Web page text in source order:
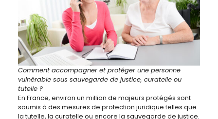
Comment accompagner et protéger une personne
vulnérable sous sauvegarde de justice, curatelle ou
tutelle ?
En France, environ un million de majeurs protégés sont
soumis à des mesures de protection juridique telles que
la tutelle, la curatelle ou encore la sauvegarde de justice.